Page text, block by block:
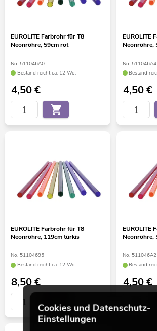
EUROLITE Farbrohr für T8
Neonröhre, 59cm rot
No. 511046A0
Bestand reicht ca. 12 Wo.
4,50€
EUROLITE
Neonröhre,
No. 511046A4
Bestand
4,50€
EUROLITE Farbrohr für T8
Neonröhre, 119cm türkis
No. 51104695
Bestand reicht ca. 12 Wo.
8,50€
EUROLITE
Neonröhre,
No. 511046A2
Bestand
4,50€
Cookies und Datenschutz-
Einstellungen